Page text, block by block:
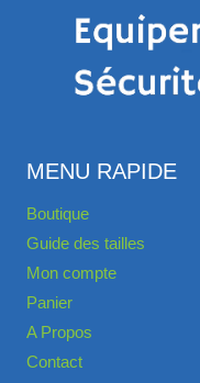
MENU RAPIDE
Boutique
Guide des tailles
Mon compte
Panier
A Propos
Contact